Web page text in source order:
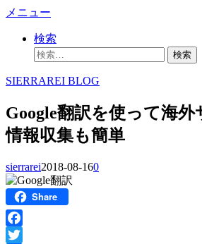
コ
へ
キ
ッ
プ
メニュー
検索
検
SIERRAREI BLOG
Google翻訳を使って海
情報収集も簡単
sierrarei2018-08-160
Share
Facebook